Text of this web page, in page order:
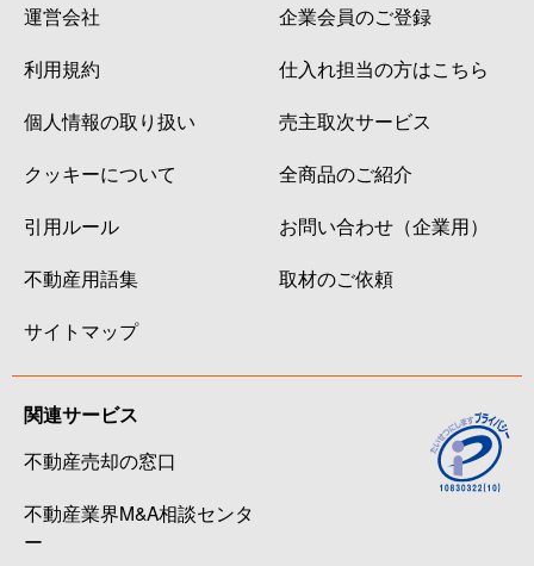
運営会社
利用規約
個人情報の取り扱い
クッキーについて
引用ルール
不動産用語集
サイトマップ
企業会員のご登録
仕入れ担当の方はこちら
売主取次サービス
全商品のご紹介
お問い合わせ（企業用）
取材のご依頼
関連サービス
不動産売却の窓口
不動産業界M&A相談センタ
ー